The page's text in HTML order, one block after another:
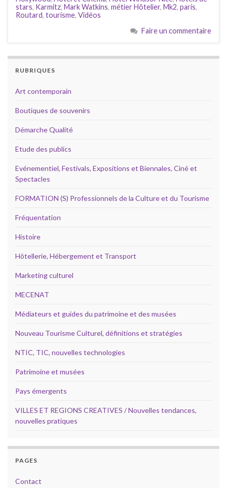
stars, Karmitz, Mark Watkins, métier Hôtelier, Mk2, paris,
Routard, tourisme, Vidéos
Faire un commentaire
RUBRIQUES
Art contemporain
Boutiques de souvenirs
Démarche Qualité
Etude des publics
Evénementiel, Festivals, Expositions et Biennales, Ciné et
Spectacles
FORMATION (S) Professionnels de la Culture et du Tourisme
Fréquentation
Histoire
Hôtellerie, Hébergement et Transport
Marketing culturel
MECENAT
Médiateurs et guides du patrimoine et des musées
Nouveau Tourisme Culturel, définitions et stratégies
NTIC, TIC, nouvelles technologies
Patrimoine et musées
Pays émergents
VILLES ET REGIONS CREATIVES / Nouvelles tendances,
nouvelles pratiques
PAGES
Contact